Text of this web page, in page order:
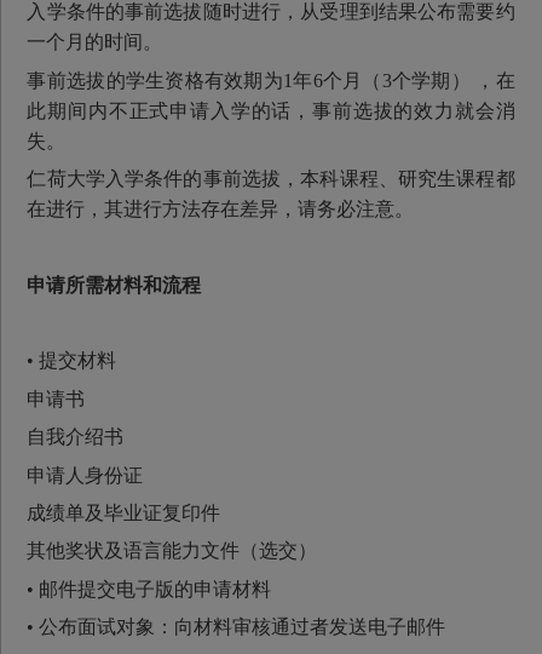
入学条件的事前选拔随时进行，从受理到结果公布需要约
一个月的时间。
事前选拔的学生资格有效期为1年6个月（3个学期） ，在
此期间内不正式申请入学的话，事前选拔的效力就会消
失。
仁荷大学入学条件的事前选拔，本科课程、研究生课程都
在进行，其进行方法存在差异，请务必注意。
申请所需材料和流程
• 提交材料
申请书
自我介绍书
申请人身份证
成绩单及毕业证复印件
其他奖状及语言能力文件（选交）
• 邮件提交电子版的申请材料
• 公布面试对象：向材料审核通过者发送电子邮件